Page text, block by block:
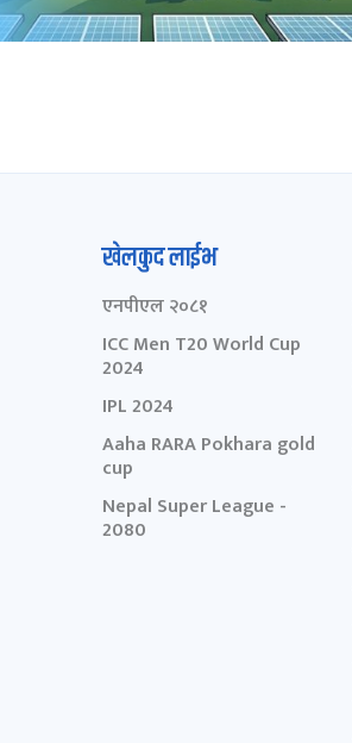
खेलकुद लाईभ
एनपीएल २०८१
ICC Men T20 World Cup
2024
IPL 2024
Aaha RARA Pokhara gold
cup
Nepal Super League -
2080